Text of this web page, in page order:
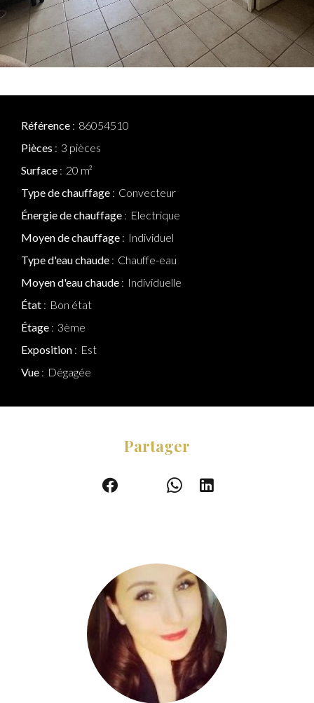
Référence
86054510
Pièces
3 pièces
Surface
20 m²
Type de chauffage
Convecteur
Énergie de chauffage
Electrique
Moyen de chauffage
Individuel
Type d'eau chaude
Chauffe-eau
Moyen d'eau chaude
Individuelle
État
Bon état
Étage
3ème
Exposition
Est
Vue
Dégagée
Partager